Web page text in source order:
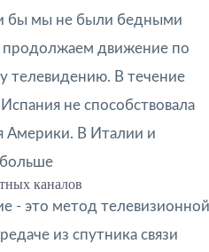
бы мы не были бедными
продолжаем движение по
телевидению. В течение
не способствовала
Америки. В Италии и
каналов
- это метод телевизионной
из спутника связи